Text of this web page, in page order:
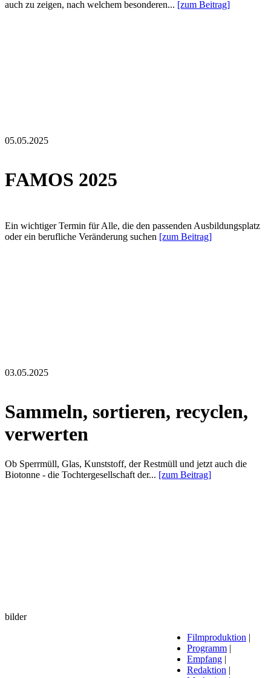
auch zu zeigen, nach welchem besonderen... [zum Beitrag]
05.05.2025
FAMOS 2025
Ein wichtiger Termin für Alle, die den passenden Ausbildungsplatz
oder ein berufliche Veränderung suchen [zum Beitrag]
03.05.2025
Sammeln, sortieren, recyclen,
verwerten
Ob Sperrmüll, Glas, Kunststoff, der Restmüll und jetzt auch die
Biotonne - die Tochtergesellschaft der... [zum Beitrag]
bilder
Filmproduktion |
Programm |
Empfang |
Redaktion |